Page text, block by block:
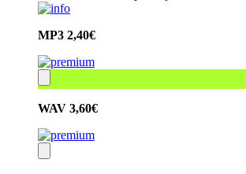
MP3 2,40€
WAV 3,60€